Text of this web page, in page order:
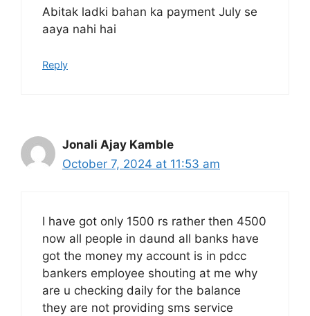
Abitak ladki bahan ka payment July se
aaya nahi hai
Reply
Jonali Ajay Kamble
October 7, 2024 at 11:53 am
I have got only 1500 rs rather then 4500
now all people in daund all banks have
got the money my account is in pdcc
bankers employee shouting at me why
are u checking daily for the balance
they are not providing sms service